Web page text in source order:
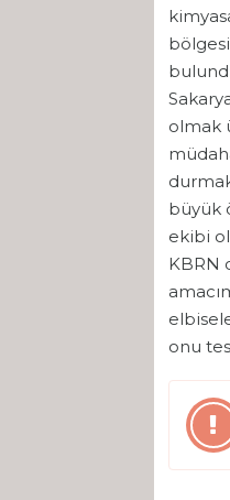
olmak
büyük
ekibi
KBRN
onu